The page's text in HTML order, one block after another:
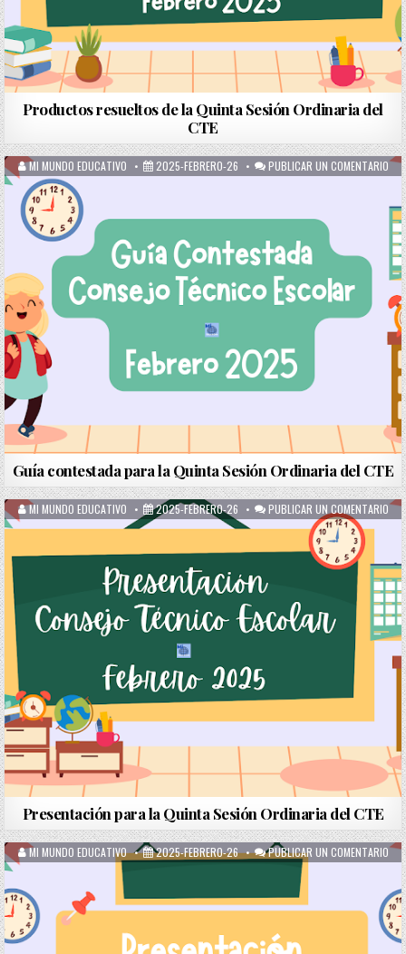
Productos resueltos de la Quinta Sesión Ordinaria del
CTE
MI MUNDO EDUCATIVO 2025-FEBRERO-26 PUBLICAR UN COMENTARIO
Guía contestada para la Quinta Sesión Ordinaria del CTE
MI MUNDO EDUCATIVO 2025-FEBRERO-26 PUBLICAR UN COMENTARIO
Presentación para la Quinta Sesión Ordinaria del CTE
MI MUNDO EDUCATIVO 2025-FEBRERO-26 PUBLICAR UN COMENTARIO